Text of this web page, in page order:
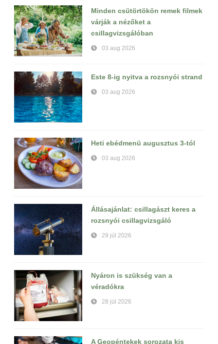
Minden csütörtökön remek filmek
várják a nézőket a
csillagvizsgálóban
03 aug 2026
Este 8-ig nyitva a rozsnyói strand
03 aug 2026
Heti ebédmenü augusztus 3-tól
03 aug 2026
Állásajánlat: csillagászt keres a
rozsnyói csillagvizsgáló
29 júl 2026
Nyáron is szükség van a
véradókra
28 júl 2026
A Geopéntekek sorozata kis